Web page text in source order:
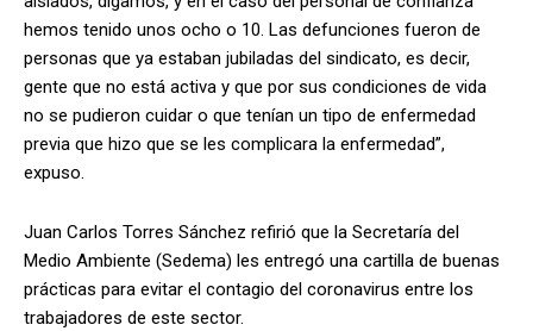
hemos tenido unos ocho o 10. Las defunciones fueron de
personas que ya estaban jubiladas del sindicato, es decir,
gente que no está activa y que por sus condiciones de vida
no se pudieron cuidar o que tenían un tipo de enfermedad
previa que hizo que se les complicara la enfermedad”,
expuso.
Juan Carlos Torres Sánchez refirió que la Secretaría del
Medio Ambiente (Sedema) les entregó una cartilla de buenas
prácticas para evitar el contagio del coronavirus entre los
trabajadores de este sector.